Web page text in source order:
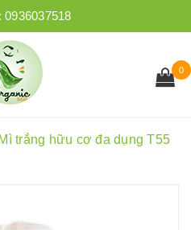
0936037518
0
trắng hữu cơ đa dụng T55